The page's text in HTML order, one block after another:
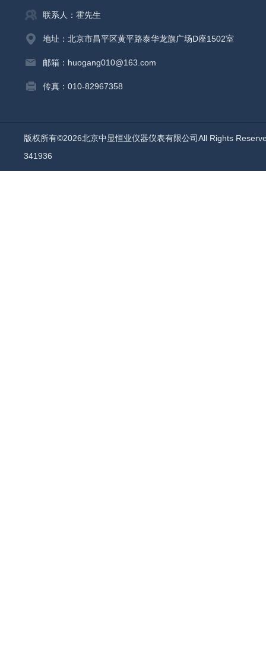
联系人：霍先生
地址：北京市昌平区黄平路泰华龙旗广场D座1502室
邮箱：huogang010@163.com
传真：010-82967358
版权所有©2026北京中显恒业仪器仪表有限公司All Rights
341936